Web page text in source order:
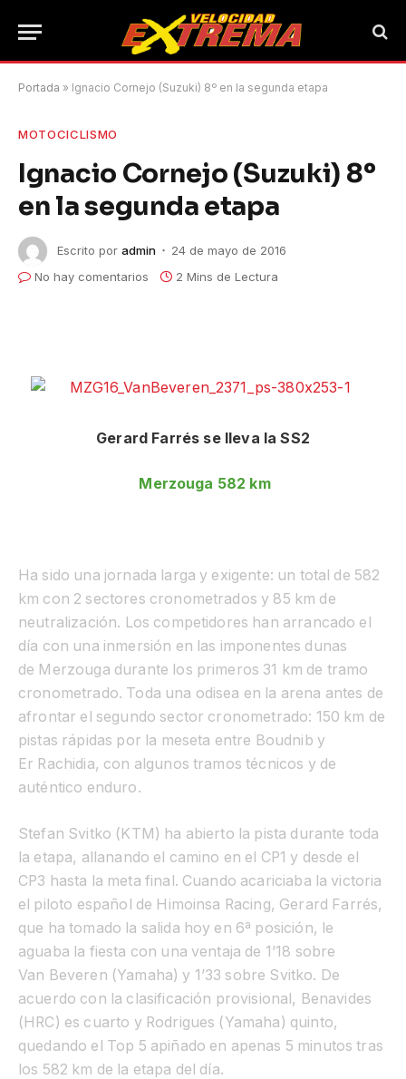
Portada » Ignacio Cornejo (Suzuki) 8º en la segunda etapa
MOTOCICLISMO
Ignacio Cornejo (Suzuki) 8º
en la segunda etapa
Escrito por admin
24 de mayo de 2016
No hay comentarios
2 Mins de Lectura
Gerard Farrés se lleva la SS2
Merzouga 582 km
Ha sido una jornada larga y exigente: un total de 582
km con 2 sectores cronometrados y 85 km de
neutralización. Los competidores han arrancado el
día con una inmersión en las imponentes dunas
de Merzouga durante los primeros 31 km de tramo
cronometrado. Toda una odisea en la arena antes de
afrontar el segundo sector cronometrado: 150 km de
pistas rápidas por la meseta entre Boudnib y
Er Rachidia, con algunos tramos técnicos y de
auténtico enduro.
Stefan Svitko (KTM) ha abierto la pista durante toda
la etapa, allanando el camino en el CP1 y desde el
CP3 hasta la meta final. Cuando acariciaba la victoria
el piloto español de Himoinsa Racing, Gerard Farrés,
que ha tomado la salida hoy en 6ª posición, le
aguaba la fiesta con una ventaja de 1’18 sobre
Van Beveren (Yamaha) y 1’33 sobre Svitko. De
acuerdo con la clasificación provisional, Benavides
(HRC) es cuarto y Rodrigues (Yamaha) quinto,
quedando el Top 5 apiñado en apenas 5 minutos tras
los 582 km de la etapa del día.